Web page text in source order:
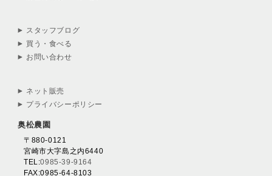
スタッフブログ
買う・食べる
お問い合わせ
ネット販売
プライバシーポリシー
奥松農園
〒880-0121
宮崎市大字島之内6440
TEL:0985-39-9164
FAX:0985-64-8103